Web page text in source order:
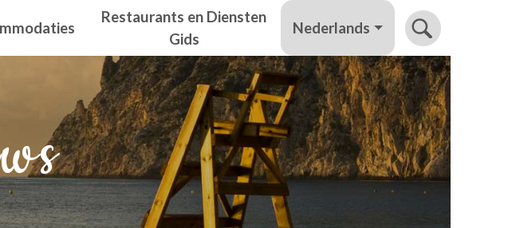
Restaurants en Diensten
Gids
Nederlands